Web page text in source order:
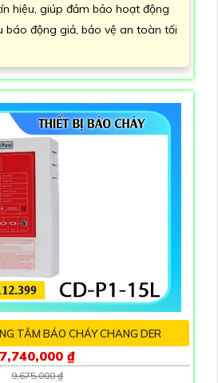
hiệu, giúp đảm bảo hoạt động
báo động giả, bảo vệ an toàn tối
TÂM BÁO CHÁY CHANG DER
7,740,000 ₫
9,675,000 ₫